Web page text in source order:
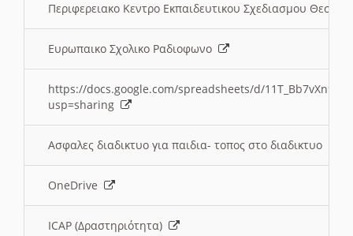
Περιφερειακο Κεντρο Εκπαιδευτικου Σχεδιασμου
Ευρωπαικο Σχολικο Ραδιοφωνο
https://docs.google.com/spreadsheets/d/
usp=sharing
Ασφαλες διαδικτυο για παιδια- τοπος στο διαδικτυο
OneDrive
ICAP (Δραστηριότητα)